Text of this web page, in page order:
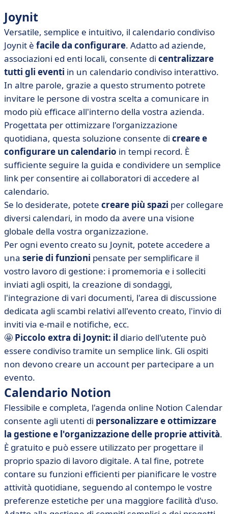
Joynit
Versatile, semplice e intuitivo, il calendario condiviso
Joynit è facile da configurare. Adatto ad aziende,
associazioni ed enti locali, consente di centralizzare
tutti gli eventi in un calendario condiviso interattivo.
In altre parole, grazie a questo strumento potrete
invitare le persone di vostra scelta a comunicare in
modo più efficace all'interno della vostra azienda.
Progettata per ottimizzare l'organizzazione
quotidiana, questa soluzione consente di creare e
configurare un calendario in tempi record. È
sufficiente seguire la guida e condividere un semplice
link per consentire ai collaboratori di accedere al
calendario.
Se lo desiderate, potete creare più spazi per collegare
diversi calendari, in modo da avere una visione
globale della vostra organizzazione.
Per ogni evento creato su Joynit, potete accedere a
una serie di funzioni pensate per semplificare il
vostro lavoro di gestione: i promemoria e i solleciti
inviati agli ospiti, la creazione di sondaggi,
l'integrazione di vari documenti, l'area di discussione
dedicata agli scambi relativi all'evento creato, l'invio di
inviti via e-mail e notifiche, ecc.
🤩 Piccolo extra di Joynit: il diario dell'utente può
essere condiviso tramite un semplice link. Gli ospiti
non devono creare un account per partecipare a un
evento.
Calendario Notion
Flessibile e completa, l'agenda online Notion Calendar
consente agli utenti di personalizzare e ottimizzare
la gestione e l'organizzazione delle proprie attività.
È gratuito e può essere utilizzato per progettare il
proprio spazio di lavoro digitale. A tal fine, potrete
contare su funzioni efficienti per pianificare le vostre
attività quotidiane, seguendo al contempo le vostre
preferenze estetiche per una maggiore facilità d'uso.